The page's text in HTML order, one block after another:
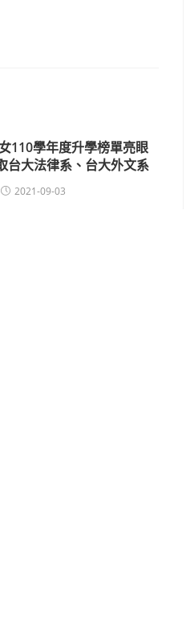
110學年度升學榜單亮眼
台大法律系、台大外文系
2021-09-03